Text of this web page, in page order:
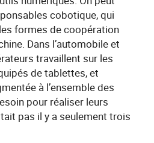
cobotique, qui
formes de coopération
Dans l’automobile et
travaillent sur les
de tablettes, et
à l’ensemble des
pour réaliser leurs
pas il y a seulement trois